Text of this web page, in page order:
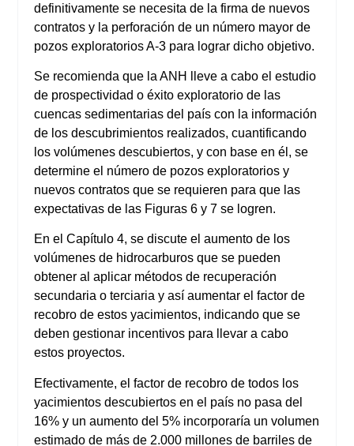
definitivamente se necesita de la firma de nuevos
contratos y la perforación de un número mayor de
pozos exploratorios A-3 para lograr dicho objetivo.
Se recomienda que la ANH lleve a cabo el estudio
de prospectividad o éxito exploratorio de las
cuencas sedimentarias del país con la información
de los descubrimientos realizados, cuantificando
los volúmenes descubiertos, y con base en él, se
determine el número de pozos exploratorios y
nuevos contratos que se requieren para que las
expectativas de las Figuras 6 y 7 se logren.
En el Capítulo 4, se discute el aumento de los
volúmenes de hidrocarburos que se pueden
obtener al aplicar métodos de recuperación
secundaria o terciaria y así aumentar el factor de
recobro de estos yacimientos, indicando que se
deben gestionar incentivos para llevar a cabo
estos proyectos.
Efectivamente, el factor de recobro de todos los
yacimientos descubiertos en el país no pasa del
16% y un aumento del 5% incorporaría un volumen
estimado de más de 2.000 millones de barriles de